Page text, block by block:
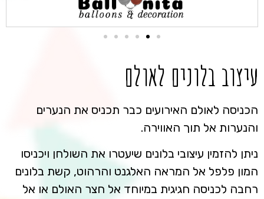
עיצוב בלונים לאולם
הכניסה לאולם האירועים כבר תכניס את הנערים
והנערות אל תוך האווירה.
ניתן להזמין עיצובי בלונים שיעטרו את השולחן ויכניסו
המון פלפל אל המראה האלגנט והרהוט, קשת בלונים
רחבה לכניסה חגיגית במיוחד אל חצר האולם או אל